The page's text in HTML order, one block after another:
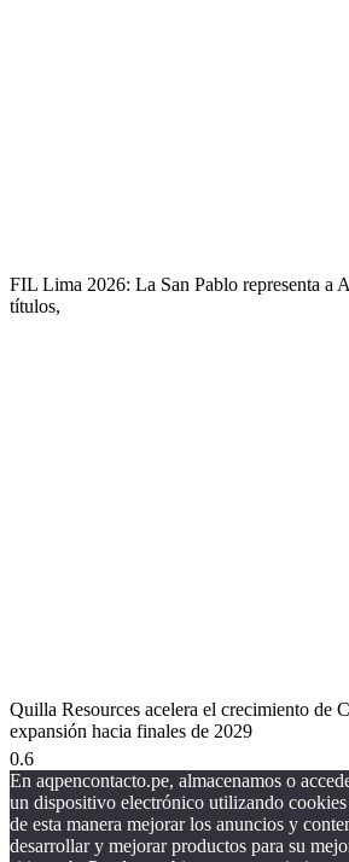
FIL Lima 2026: La San Pablo representa a
títulos,
Quilla Resources acelera el crecimiento de
expansión hacia finales de 2029
En aqpencontacto.pe, almacenamos o
un dispositivo electrónico utilizando
de esta manera mejorar los anuncios y
desarrollar y mejorar productos para su